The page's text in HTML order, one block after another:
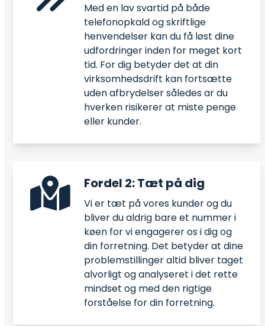
Med en lav svartid på både
telefonopkald og skriftlige
henvendelser kan du få løst dine
udfordringer inden for meget kort
tid. For dig betyder det at din
virksomhedsdrift kan fortsætte
uden afbrydelser således ar du
hverken risikerer at miste penge
eller kunder.
Fordel 2: Tæt på dig
Vi er tæt på vores kunder og du
bliver du aldrig bare et nummer i
køen for vi engagerer os i dig og
din forretning. Det betyder at dine
problemstillinger altid bliver taget
alvorligt og analyseret i det rette
mindset og med den rigtige
forståelse for din forretning.